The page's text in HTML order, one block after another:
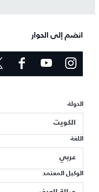
انضم إلى الحوار
الدولة
الكويت
اللغة
عربي
الوكيل المعتمد